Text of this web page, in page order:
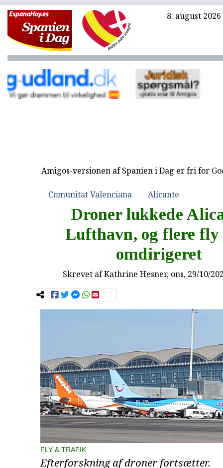
8. august 2026
Amigos-versionen af Spanien i Dag er fri for
Comunitat Valenciana Alicante
Droner lukkede
Lufthavn, og flere fly
omdirigeret
Skrevet afKathrine Hesner, ons, 29/10/
FLY & TRAFIK
Efterforskning af droner fortsætter.